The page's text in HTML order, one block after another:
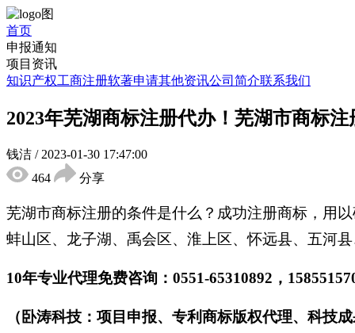
首页
申报通知
项目资讯
知识产权工商注册软著申请其他资讯公司简介联系我们
2023年芜湖商标注册代办！芜湖市商标
钱洁 / 2023-01-30 17:47:00
464
分享
芜湖市商标注册的条件是什么？成功注册商标，用
蚌山区、龙子湖、禹会区、淮上区、怀远县、五河
10年专业代理免费咨询：0551-65310892，
（卧涛科技：项目申报、专利商标版权代理、科技